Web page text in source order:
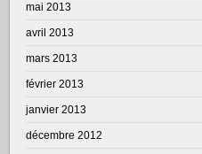
mai 2013
avril 2013
mars 2013
février 2013
janvier 2013
décembre 2012